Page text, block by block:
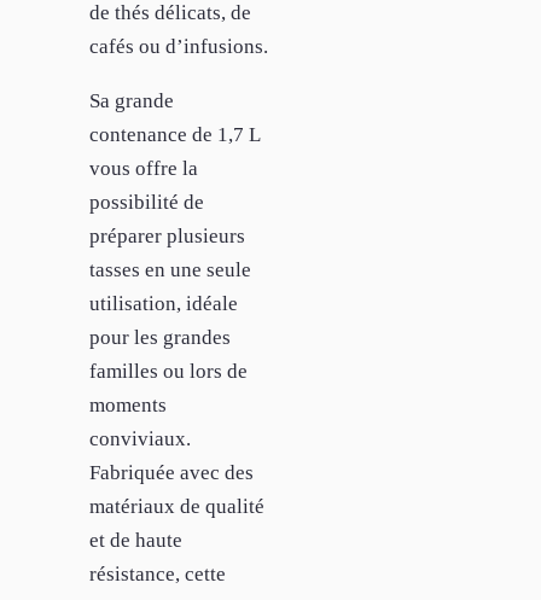
de thés délicats, de
cafés ou d’infusions.
Sa grande
contenance de 1,7 L
vous offre la
possibilité de
préparer plusieurs
tasses en une seule
utilisation, idéale
pour les grandes
familles ou lors de
moments
conviviaux.
Fabriquée avec des
matériaux de qualité
et de haute
résistance, cette